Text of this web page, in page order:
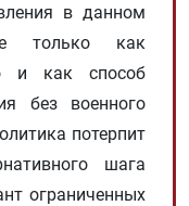
в данном
только как
и как способ
без военного
потерпит
шага
ограниченных